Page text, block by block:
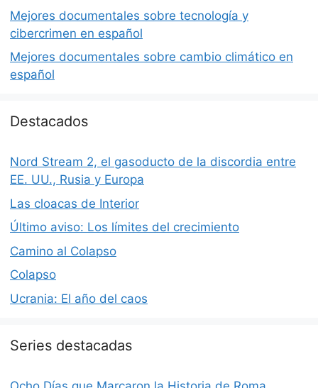
Mejores documentales sobre tecnología y
cibercrimen en español
Mejores documentales sobre cambio climático en
español
Destacados
Nord Stream 2, el gasoducto de la discordia entre
EE. UU., Rusia y Europa
Las cloacas de Interior
Último aviso: Los límites del crecimiento
Camino al Colapso
Colapso
Ucrania: El año del caos
Series destacadas